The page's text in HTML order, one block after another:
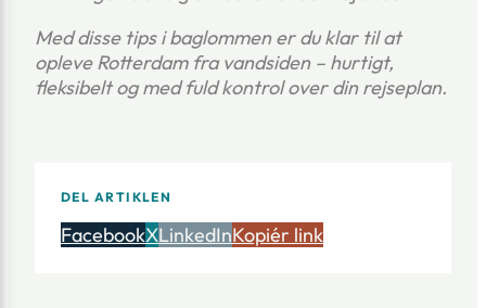
Med disse tips i baglommen er du klar til at
opleve Rotterdam fra vandsiden – hurtigt,
fleksibelt og med fuld kontrol over din rejseplan.
DEL ARTIKLEN
FacebookXLinkedInKopiér link